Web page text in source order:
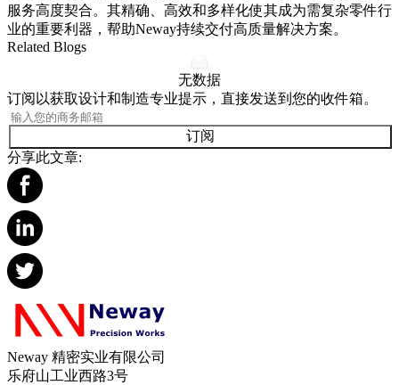
服务高度契合。其精确、高效和多样化使其成为需复杂零件行
业的重要利器，帮助Neway持续交付高质量解决方案。
Related Blogs
无数据
订阅以获取设计和制造专业提示，直接发送到您的收件箱。
订阅
分享此文章:
Neway 精密实业有限公司
乐府山工业西路3号